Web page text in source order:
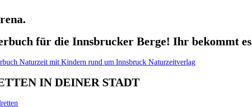
für die Innsbrucker Berge! Ihr bekommt
IN DEINER STADT